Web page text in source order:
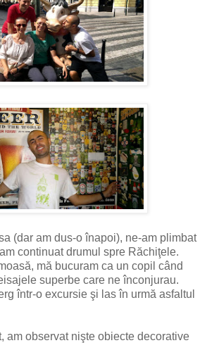
(dar am dus-o înapoi), ne-am plimbat
continuat drumul spre Răchiţele.
mă bucuram ca un copil când
superbe care ne înconjurau.
într-o excursie şi las în urmă asfaltul
am observat nişte obiecte decorative